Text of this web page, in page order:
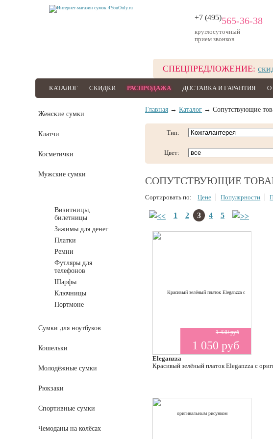
+7 (495)565-36-38
круглосуточный
прием звонков
СПЕЦПРЕДЛОЖЕНИЕ:
КАТАЛОГ СКИДКИ РАСПРОДАЖА ДОСТАВКА И ГАРАНТИЯ О
Женские сумки
Клатчи
Косметички
Мужские сумки
Визитницы,
билетницы
Зажимы для денег
Платки
Ремни
Футляры для
телефонов
Шарфы
Ключницы
Портмоне
Сумки для ноутбуков
Кошельки
Молодёжные сумки
Рюкзаки
Спортивные сумки
Чемоданы на колёсах
Главная → Каталог → Сопутствующие
Тип:
Цвет:
СОПУТСТВУЮЩИЕ
Сортировать по: Цене Популярности
1 2 3 4 5
1 430 руб
1 050 руб
Eleganzza
Красивый зелёный платок Eleganzza с